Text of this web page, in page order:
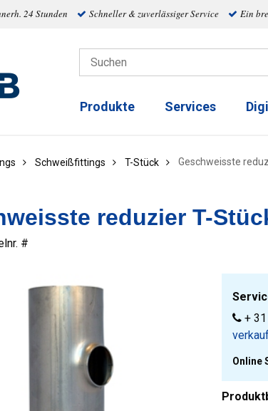
24 Stunden Schneller & zuverlässiger Service Ein
Produkte Services
Schweißfittings T-Stück Geschweisste
reduzier T-
#
+
Online